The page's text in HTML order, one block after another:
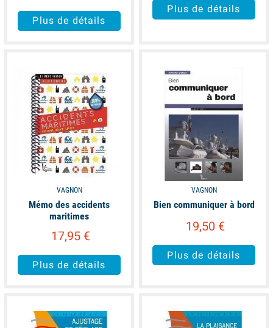
Plus de détails
Plus de détails
VAGNON
Mémo des accidents
maritimes
17,95 €
Plus de détails
VAGNON
Bien communiquer à bord
19,50 €
Plus de détails
available available